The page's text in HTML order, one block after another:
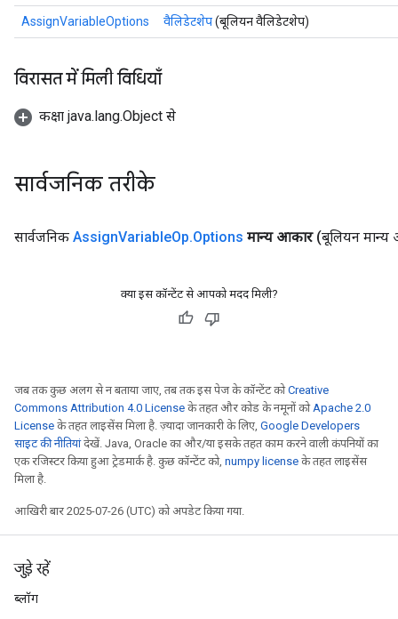
AssignVariableOptions वैलिडेटशेप(बूलियन वैलिडेटशेप)
विरासत में मिली विधियाँ
कक्षा java.lang.Object से
सार्वजनिक तरीके
सार्वजनिक AssignVariableOp.Options मान्य आकार (बूलियन
क्या इस कॉन्टेंट से आपको मदद मिली?
जब तक कुछ अलग से न बताया जाए, तब तक इस पेज के कॉन्टेंट कोCreative
Commons Attribution 4.0 License के तहत और कोड के नमूनों कोApache 2.0
License के तहत लाइसेंस मिला है. ज़्यादा जानकारी के लिए, Google Developers
साइट की नीतियांदेखें. Java, Oracle का और/या इसके तहत काम करने वाली कंपनियों का
एक रजिस्टर किया हुआ ट्रेडमार्क है. कुछ कॉन्टेंट को, numpy license के तहत लाइसेंस
मिला है.
आखिरी बार 2025-07-26 (UTC) को अपडेट किया गया.
जुड़े रहें
ब्लॉग